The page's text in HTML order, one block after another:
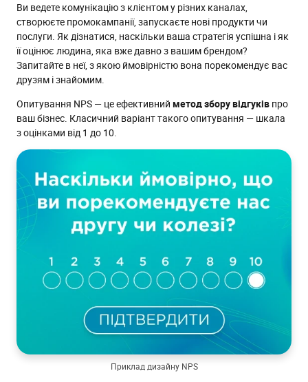
Ви ведете комунікацію з клієнтом у різних каналах,
створюєте промокампанії, запускаєте нові продукти чи
послуги. Як дізнатися, наскільки ваша стратегія успішна і як
її оцінює людина, яка вже давно з вашим брендом?
Запитайте в неї, з якою ймовірністю вона порекомендує вас
друзям і знайомим.
Опитування NPS — це ефективний метод зборувідгуків про
ваш бізнес. Класичний варіант такого опитування — шкала
з оцінками від 1 до 10.
Приклад дизайну NPS